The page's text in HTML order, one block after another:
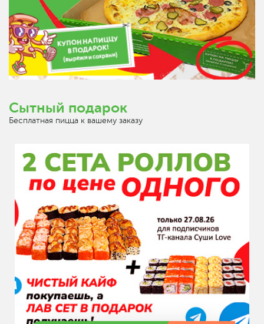
Сытный подарок
Бесплатная пицца к вашему заказу